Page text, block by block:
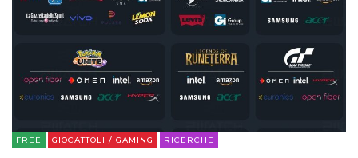
FREE GIOCATTOLI / GAMING RICERCHE